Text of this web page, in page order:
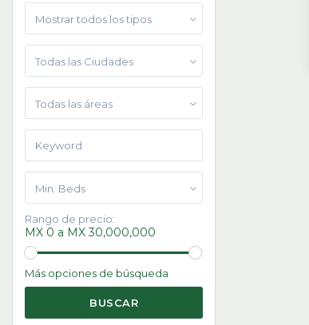
Mostrar todos los tipos
Todas las Ciudades
Todas las áreas
Min. Beds
Rango de precio:
MX 0 a MX 30,000,000
Más opciones de búsqueda
BUSCAR